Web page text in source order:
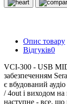
Опис товару
Відгуків0
VCI-300 - USB
забезпеченням
є вбудований
/ 4out і виходом
наступне - все, що